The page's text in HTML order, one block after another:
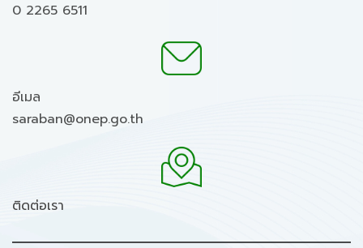
0 2265 6511
อีเมล
saraban@onep.go.th
ติดต่อเรา